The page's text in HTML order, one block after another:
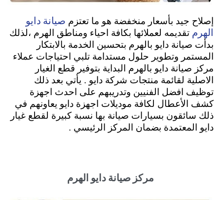
إصلاح جيد بأسعار منخفضة هو ما تعتزم صيانة دايو
الهرم تقديمه لعملائها بكافة احياء ومناطق الهرم ،لذلك
بدأت صيانة دايو بالهرم بتحسين الخدمة بالابتكار
المستمر وتطوير حلول مستدامة تلبي احتياجات عملاء
مركز صيانة دايو بالهرم البداية بتوفير قطع الغيار
الاصلية لقائمة منتجات شركة دايو . يأتي بعد ذلك
توظيف افضل الفنيين وتدريبهم على احدث اجهزة
كشف الأعطال لكافة موديلات اجهزة دايو يعاونهم في
ذلك سائقون بسيارات صيانة بها نسبة كبيرة لقطع غيار
دايو المعتمدة بضمان المركز الرئيسي .
مركز صيانة دايو الهرم